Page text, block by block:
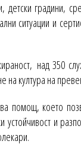
градини,
ситуации и
над 350
на култура на
помощ, което
и